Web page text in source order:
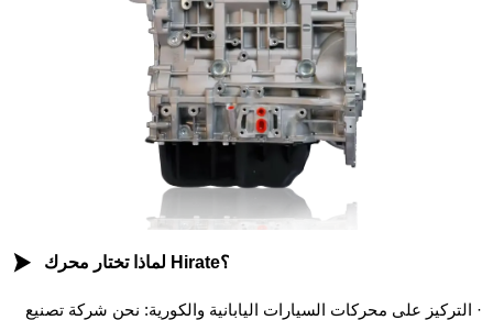
 لماذا تختار محرك Hirate؟
· التركيز على محركات السيارات اليابانية والكورية: نحن شركة تصنيع